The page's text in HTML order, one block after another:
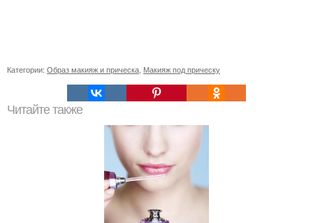
Категории: Образ макияж и прическа, Макияж под прическу
Читайте также